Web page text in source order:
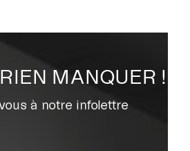
MANQUER !
à notre infolettre